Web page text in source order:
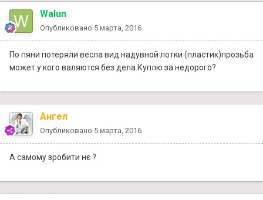
Walun
Опубликовано 5 марта, 2016
По пяни потеряли весла вид надувной лотки (пластик)прозьба
может у кого валяются без дела.Куплю за недорого?
Ангел
Опубликовано 5 марта, 2016
А самому зробити нє ?